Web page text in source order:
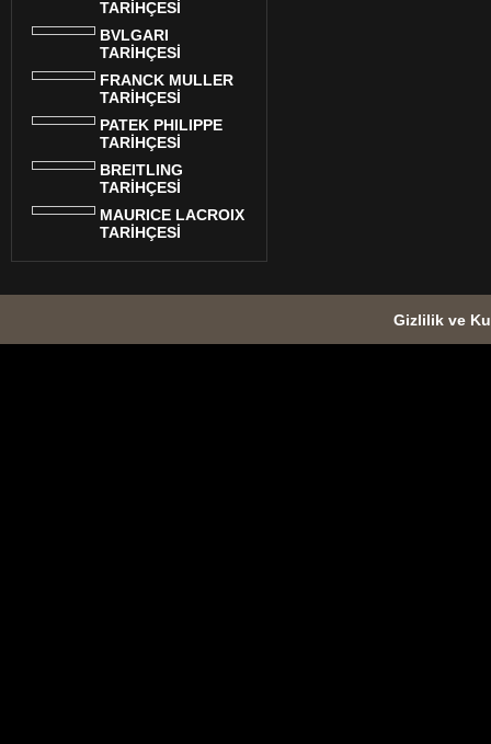
TARİHÇESİ
BVLGARI
TARİHÇESİ
FRANCK MULLER
TARİHÇESİ
PATEK PHILIPPE
TARİHÇESİ
BREITLING
TARİHÇESİ
MAURICE LACROIX
TARİHÇESİ
Gizlilik ve